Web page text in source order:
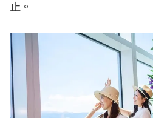
止。